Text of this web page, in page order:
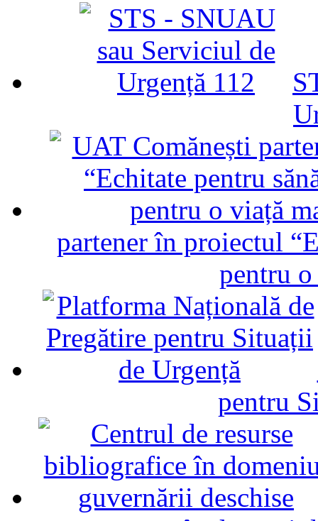
partener în proiectul
pentru
pentru